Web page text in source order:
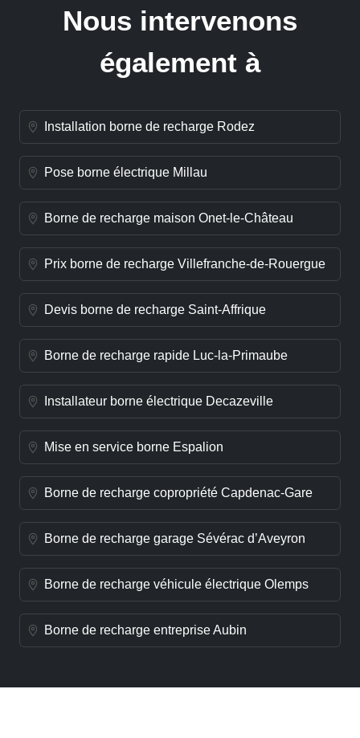
Nous intervenons
également à
Installation borne de recharge Rodez
Pose borne électrique Millau
Borne de recharge maison Onet-le-Château
Prix borne de recharge Villefranche-de-Rouergue
Devis borne de recharge Saint-Affrique
Borne de recharge rapide Luc-la-Primaube
Installateur borne électrique Decazeville
Mise en service borne Espalion
Borne de recharge copropriété Capdenac-Gare
Borne de recharge garage Sévérac d’Aveyron
Borne de recharge véhicule électrique Olemps
Borne de recharge entreprise Aubin